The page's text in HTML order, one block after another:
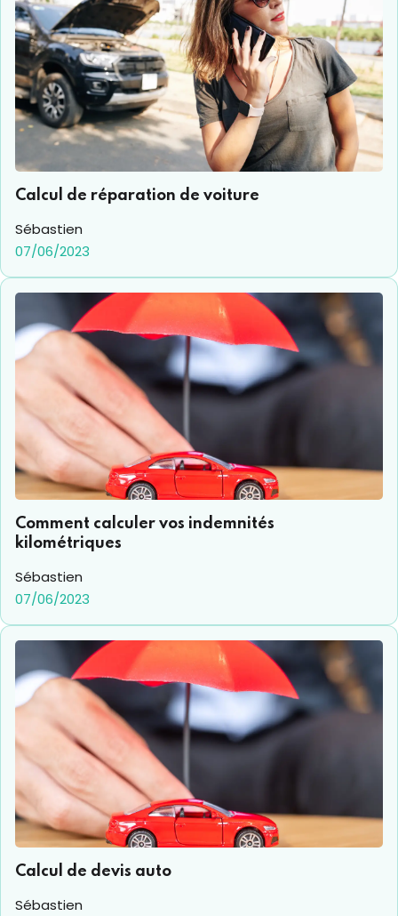
Calcul de réparation de voiture
Sébastien
07/06/2023
Comment calculer vos indemnités
kilométriques
Sébastien
07/06/2023
Calcul de devis auto
Sébastien